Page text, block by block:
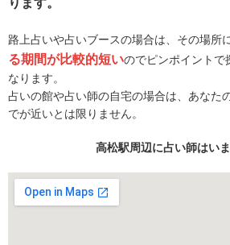
路上占いや占いブースの場合は、その場所
る期間が比較的短いのでピンポイントで
なります。
占いの館や占い師の自宅の場合は、あなた
でが近いとは限りません。
高松駅周辺に占い師はい